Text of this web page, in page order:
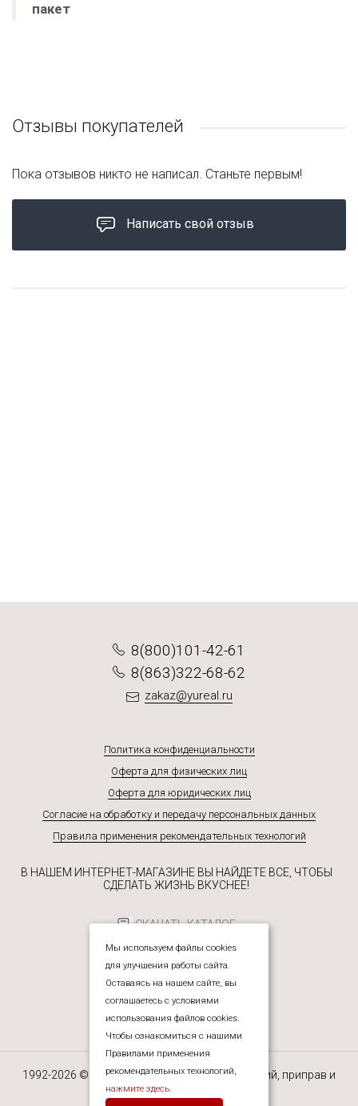
пакет
Отзывы покупателей
Написать свой отзыв
Пока отзывов никто не написал. Станьте первым!
8(800)101-42-61
8(863)322-68-62
zakaz@yureal.ru
Политика конфиденциальности
Оферта для физических лиц
Оферта для юридических лиц
Согласие на обработку и передачу персональных данных
Правила применения рекомендательных технологий
В НАШЕМ ИНТЕРНЕТ-МАГАЗИНЕ ВЫ НАЙДЕТЕ ВСЕ, ЧТОБЫ
СДЕЛАТЬ ЖИЗНЬ ВКУСНЕЕ!
СКАЧАТЬ КАТАЛОГ
1992-2026 © ЮРЕАЛ — интернет-магазин специй, приправ и
прочих пищевых ингредиентов.
Мы используем файлы cookies
для улучшения работы сайта.
Оставаясь на нашем сайте, вы
соглашаетесь с условиями
использования файлов cookies.
Чтобы ознакомиться с нашими
Правилами применения
рекомендательных технологий,
нажмите здесь.